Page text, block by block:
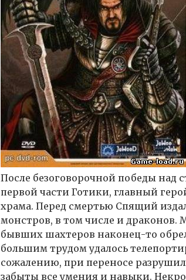
После безоговорочной победы
первой части Готики, главный
храма. Перед смертью Спящий
монстров, в том числе и драконов.
бывших шахтеров наконец-то
большим трудом удалось
сожалению, при переносе
забыты все умения и навыки.